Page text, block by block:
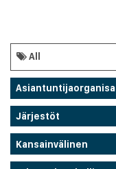
All
Järjestöt
Kansainvälinen